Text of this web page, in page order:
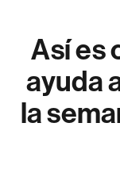
Así es
ayuda
la